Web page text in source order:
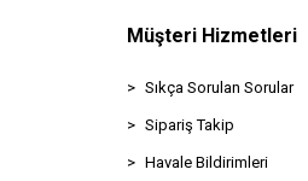
Müşteri Hizmetleri
Sıkça Sorulan Sorular
Sipariş Takip
Havale Bildirimleri